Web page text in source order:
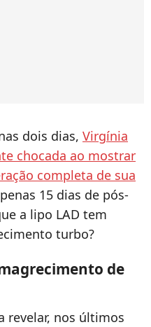
dois dias, Virgínia
chocada ao mostrar
completa de sua
15 dias de pós-
a lipo LAD tem
turbo?
de
revelar, nos últimos